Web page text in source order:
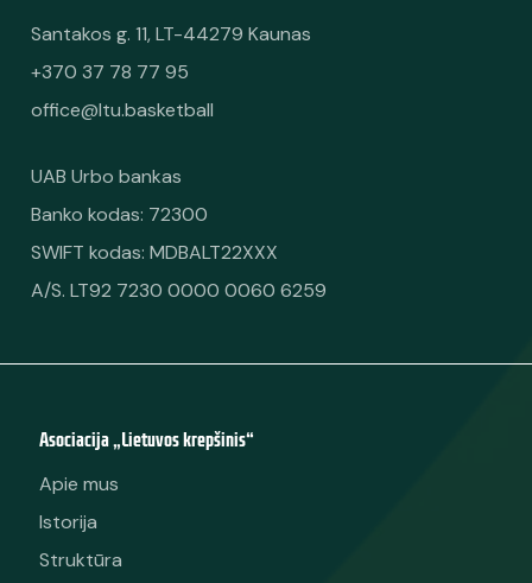
Santakos g. 11, LT-44279 Kaunas
+370 37 78 77 95
office@ltu.basketball
UAB Urbo bankas
Banko kodas: 72300
SWIFT kodas: MDBALT22XXX
A/S. LT92 7230 0000 0060 6259
Asociacija „Lietuvos krepšinis“
Apie mus
Istorija
Struktūra